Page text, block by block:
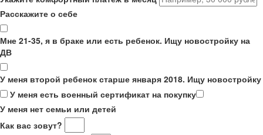
Расскажите о себе
Мне 21-35, я в браке или есть ребенок. Ищу новостройку на
ДВ
У меня второй ребенок старше января 2018. Ищу новостройку
У меня есть военный сертификат на покупку
У меня нет семьи или детей
Как вас зовут?